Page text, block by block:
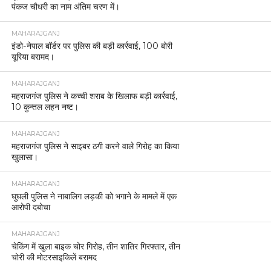
पंकज चौधरी का नाम अंतिम चरण में।
MAHARAJGANJ
इंडो-नेपाल बॉर्डर पर पुलिस की बड़ी कार्रवाई, 100 बोरी
यूरिया बरामद।
MAHARAJGANJ
महराजगंज पुलिस ने कच्ची शराब के खिलाफ बड़ी कार्रवाई,
10 कुन्तल लहन नष्ट।
MAHARAJGANJ
महराजगंज पुलिस ने साइबर ठगी करने वाले गिरोह का किया
खुलासा।
MAHARAJGANJ
घुघली पुलिस ने नाबालिग लड़की को भगाने के मामले में एक
आरोपी दबोचा
MAHARAJGANJ
चेकिंग में खुला बाइक चोर गिरोह, तीन शातिर गिरफ्तार, तीन
चोरी की मोटरसाइकिलें बरामद